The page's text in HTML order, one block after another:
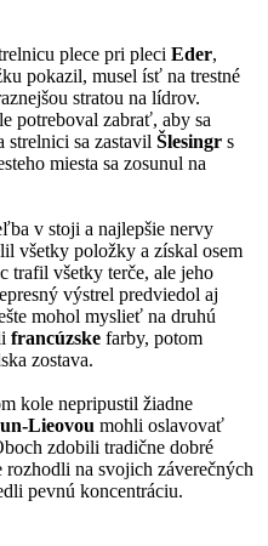
plece pri pleci Eder,
pokazil, musel ísť na trestné
stratou na lídrov.
potreboval zabrať, aby sa
sa zastavil Šlesingr s
miesta sa zosunul na
v stoji a najlepšie nervy
všetky položky a získal osem
trafil všetky terče, ale jeho
výstrel predviedol aj
mohol myslieť na druhú
francúzske farby, potom
zostava.
kole nepripustil žiadne
Lieovou mohli oslavovať
zdobili tradične dobré
na svojich záverečných
pevnú koncentráciu.